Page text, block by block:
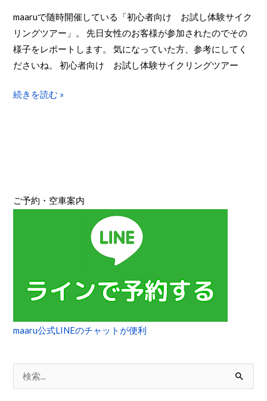
maaruで随時開催している「初心者向け お試し体験サイク
リングツアー」。 先日女性のお客様が参加されたのでその
様子をレポートします。 気になっていた方、参考にしてく
ださいね。 初心者向け お試し体験サイクリングツアー
サ
イ
ク
リ
グ
ロ
ー
続きを読む »
ご予約・空車案内
maaru公式LINEのチャットが便利